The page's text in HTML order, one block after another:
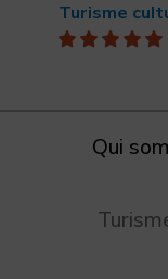
Turisme
Qui som